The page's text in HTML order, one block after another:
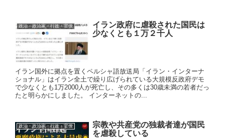
政治・政治家・行政・官僚
イラン政府に虐殺された国民は
少なくとも１万２千人
イラン国外に拠点を置くペルシャ語放送局「イラン・インターナ
ショナル」はイラン全土で繰り広げられている大規模反政府デモ
で少なくとも1万2000人が死亡し、その多くは30歳未満の若者だっ
たと明らかにしました。 インターネットの...
政治・政治家・行政・官僚
宗教や共産党の独裁者達が国民
を虐殺している